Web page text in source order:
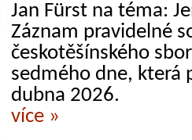
Jan Fürst na téma:
Záznam pravidelné
českotěšínského
sedmého dne, která
dubna 2026.
více »